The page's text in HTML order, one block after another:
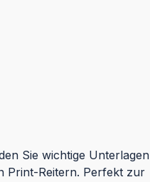
Sie wichtige Unterlagen
Print-Reitern. Perfekt zur